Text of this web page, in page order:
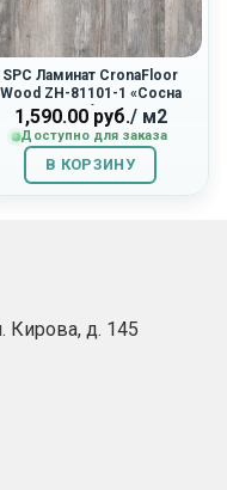
SPC Ламинат CronaFloor
Wood ZH-81101-1 «Сосна
Монблан»
1,590.00руб./ м2
Доступно для заказа
В КОРЗИНУ
Кирова, д. 145​